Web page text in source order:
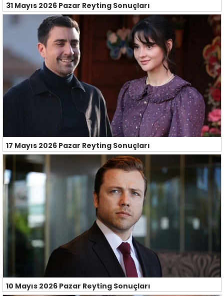
31 Mayıs 2026 Pazar Reyting Sonuçları
17 Mayıs 2026 Pazar Reyting Sonuçları
10 Mayıs 2026 Pazar Reyting Sonuçları